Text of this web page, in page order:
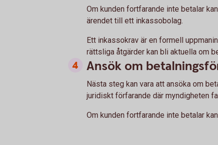
Om kunden fortfarande inte betalar
ärendet till ett inkassobolag.
Ett inkassokrav är en formell
rättsliga åtgärder kan bli aktuella om
Ansök om
Nästa steg kan vara att ansöka om
juridiskt förfarande där myndigheten
Om kunden fortfarande inte betalar